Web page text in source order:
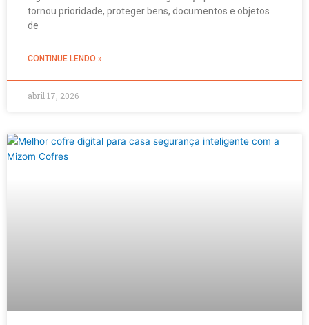
tornou prioridade, proteger bens, documentos e objetos
de
CONTINUE LENDO »
abril 17, 2026